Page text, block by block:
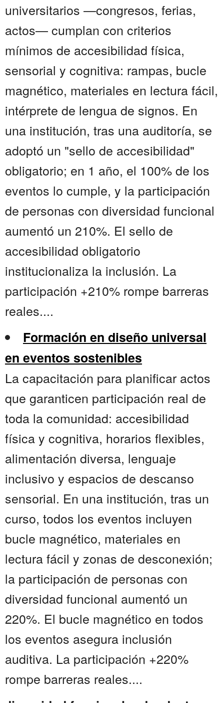
universitarios —congresos, ferias,
actos— cumplan con criterios
mínimos de accesibilidad física,
sensorial y cognitiva: rampas, bucle
magnético, materiales en lectura fácil,
intérprete de lengua de signos. En
una institución, tras una auditoría, se
adoptó un "sello de accesibilidad"
obligatorio; en 1 año, el 100% de los
eventos lo cumple, y la participación
de personas con diversidad funcional
aumentó un 210%. El sello de
accesibilidad obligatorio
institucionaliza la inclusión. La
participación +210% rompe barreras
reales....
Formación en diseño universal
en eventos sostenibles
La capacitación para planificar actos
que garanticen participación real de
toda la comunidad: accesibilidad
física y cognitiva, horarios flexibles,
alimentación diversa, lenguaje
inclusivo y espacios de descanso
sensorial. En una institución, tras un
curso, todos los eventos incluyen
bucle magnético, materiales en
lectura fácil y zonas de desconexión;
la participación de personas con
diversidad funcional aumentó un
220%. El bucle magnético en todos
los eventos asegura inclusión
auditiva. La participación +220%
rompe barreras reales....